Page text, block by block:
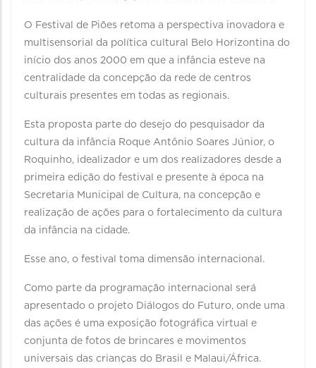
O Festival de Piões retoma a perspectiva inovadora e
multisensorial da política cultural Belo Horizontina do
início dos anos 2000 em que a infância esteve na
centralidade da concepção da rede de centros
culturais presentes em todas as regionais.
Esta proposta parte do desejo do pesquisador da
cultura da infância Roque Antônio Soares Júnior, o
Roquinho, idealizador e um dos realizadores desde a
primeira edição do festival e presente à época na
Secretaria Municipal de Cultura, na concepção e
realização de ações para o fortalecimento da cultura
da infância na cidade.
Esse ano, o festival toma dimensão internacional.
Como parte da programação internacional será
apresentado o projeto Diálogos do Futuro, onde uma
das ações é uma exposição fotográfica virtual e
conjunta de fotos de brincares e movimentos
universais das crianças do Brasil e Malaui/África.